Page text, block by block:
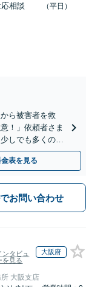
応相談
（平日）
ら被害者を救
！」依頼者さま
しでも多くの返
表を見る
お問い合わせ
ンタビュ
を見る
大阪府
大阪支店